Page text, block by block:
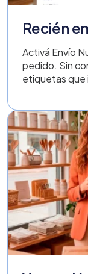
Recién
Activá Envío
pedido. Sin
etiquetas que